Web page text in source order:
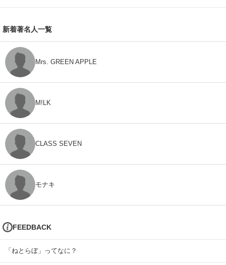
新着著名人一覧
Mrs. GREEN APPLE
M!LK
CLASS SEVEN
モナキ
FEEDBACK
「ねとらぼ」ってなに？